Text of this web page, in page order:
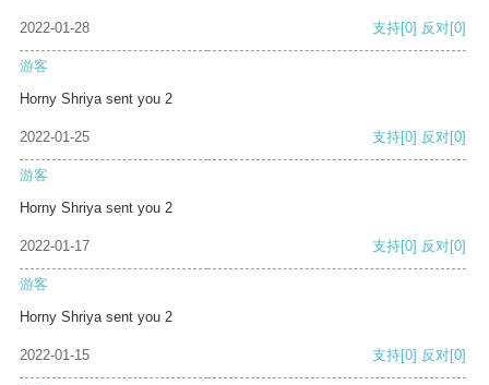
2022-01-28 支持[0] 反对[0]
游客
Horny Shriya sent you 2
2022-01-25 支持[0] 反对[0]
游客
Horny Shriya sent you 2
2022-01-17 支持[0] 反对[0]
游客
Horny Shriya sent you 2
2022-01-15 支持[0] 反对[0]